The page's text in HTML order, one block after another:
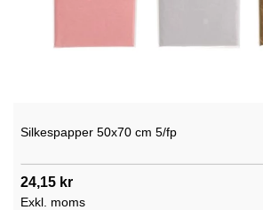
Silkespapper 50x70 cm 5/fp
24,15 kr
Exkl. moms